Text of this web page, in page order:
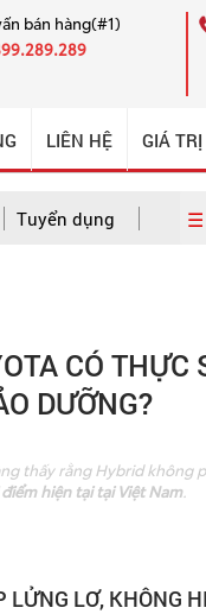
bán hàng(#1)
LIÊN HỆ GIÁ
Tuyển dụng ☰
CÓ THỰC
DƯỠNG?
thấy rằng Hybrid không
hiện tại tại Việt Nam.
LƠ, KHÔNG